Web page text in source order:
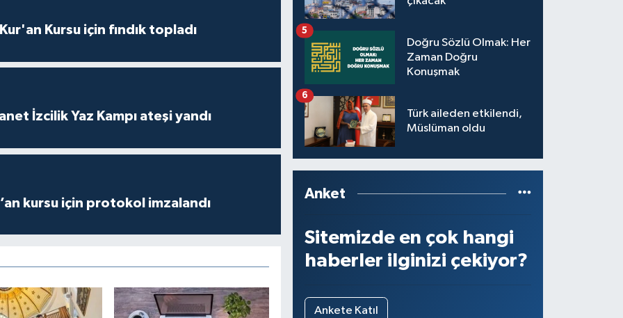
Kursu için fındık topladı
İzcilik Yaz Kampı ateşi yandı
kursu için protokol imzalandı
Doğru Sözlü Olmak: Her
Zaman Doğru
Konuşmak
5
Türk aileden etkilendi,
Müslüman oldu
6
Anket
Sitemizde en çok hangi
haberler ilginizi çekiyor?
Ankete Katıl